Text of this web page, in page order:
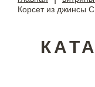
Корсет из джинсы